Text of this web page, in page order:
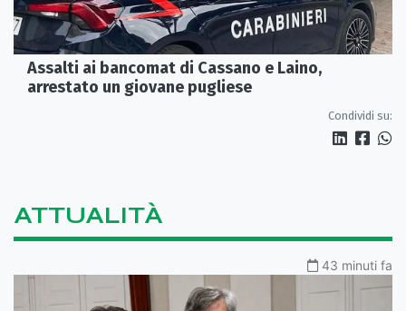
Assalti ai bancomat di Cassano e Laino,
arrestato un giovane pugliese
Condividi su:
ATTUALITÀ
43 minuti fa